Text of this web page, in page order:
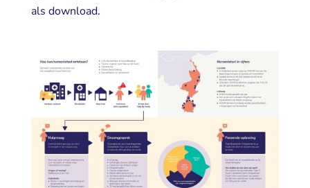
als download.